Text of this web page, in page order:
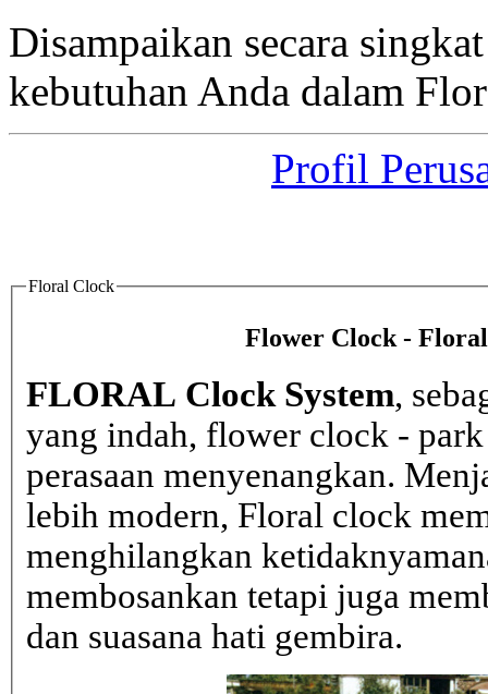
Disampaikan secara
kebutuhan Anda dalam
Profil
Floral Clock
Flower Clock -
FLORAL Clock System,
yang indah, flower clock -
perasaan menyenangkan.
lebih modern, Floral clock
menghilangkan
membosankan tetapi juga
dan suasana hati gembira.